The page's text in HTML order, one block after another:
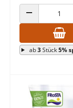
ANZAHL
ab3Stück5%